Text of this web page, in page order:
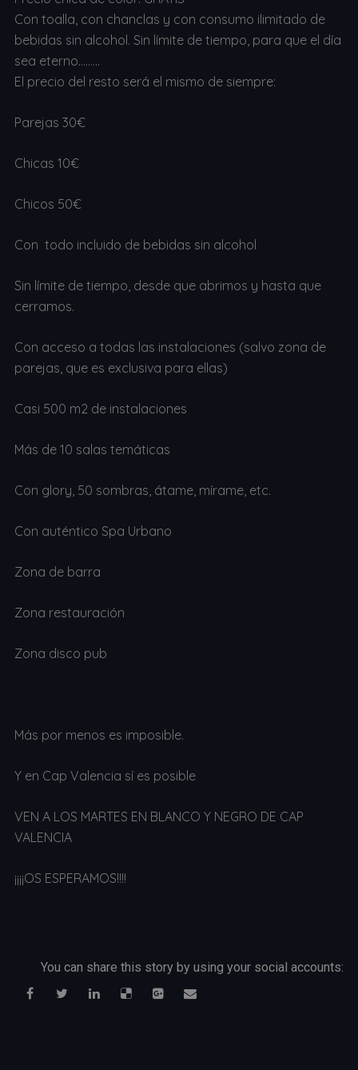
Con toalla, con chanclas y con consumo ilimitado de
bebidas sin alcohol. Sin límite de tiempo, para que el día
sea eterno………
El precio del resto será el mismo de siempre:
Parejas 30€
Chicas 10€
Chicos 50€
Con todo incluido de bebidas sin alcohol
Sin límite de tiempo, desde que abrimos y hasta que
cerramos.
Con acceso a todas las instalaciones (salvo zona de
parejas, que es exclusiva para ellas)
Casi 500 m2 de instalaciones
Más de 10 salas temáticas
Con glory, 50 sombras, átame, mírame, etc.
Con auténtico Spa Urbano
Zona de barra
Zona restauración
Zona disco pub
Más por menos es imposible.
Y en Cap Valencia sí es posible
VEN A LOS MARTES EN BLANCO Y NEGRO DE CAP
VALENCIA
¡¡¡¡OS ESPERAMOS!!!!
You can share this story by using your social accounts: